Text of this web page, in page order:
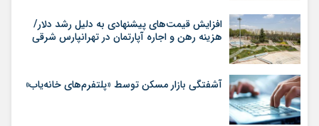
افزایش قیمت‌های پیشنهادی به دلیل رشد دلار/
هزینه رهن و اجاره آپارتمان در تهرانپارس شرقی
آشفتگی بازار مسکن توسط «پلتفرم‌های خانه‌یاب»